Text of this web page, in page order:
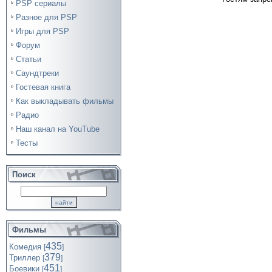
PSP сериалы
Разное для PSP
Игры для PSP
Форум
Статьи
Саундтреки
Гостевая книга
Как выкладывать фильмы
Радио
Наш канал на YouTube
Тесты
Поиск
Фильмы
Комедия [435]
Триллер [379]
Боевики [451]